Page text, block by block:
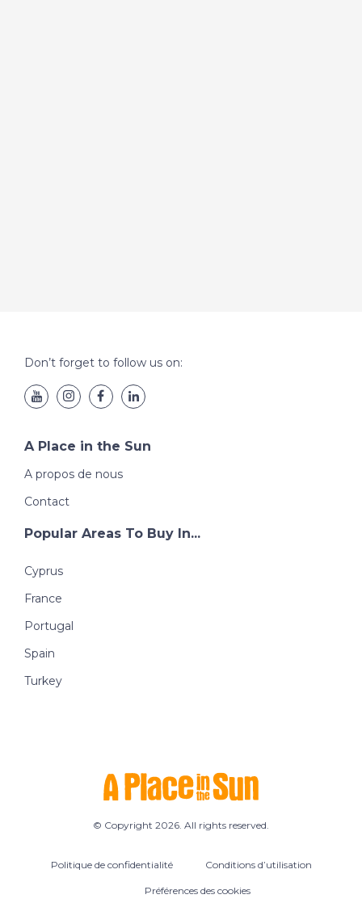
Don’t forget to follow us on:
A Place in the Sun
A propos de nous
Contact
Popular Areas To Buy In...
Cyprus
France
Portugal
Spain
Turkey
© Copyright 2026. All rights reserved.
Politique de confidentialité Conditions d’utilisation
Préférences des cookies